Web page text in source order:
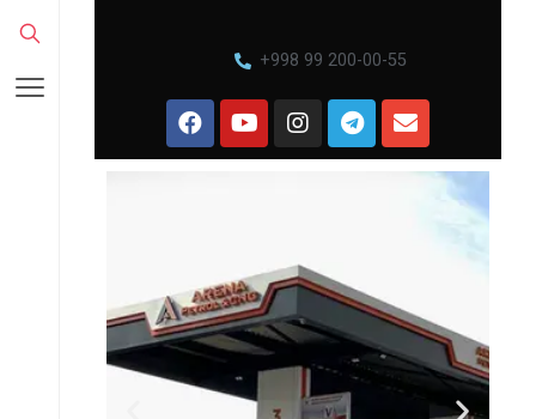
+998 99 200-00-55